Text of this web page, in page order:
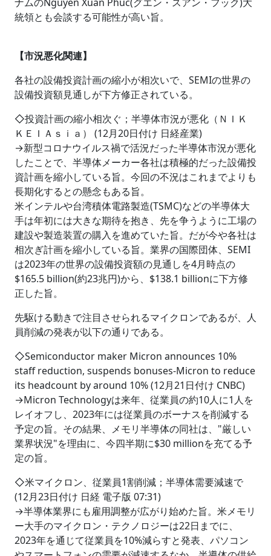
ナムのNguyen Xuan Phuc(グエン・スアン・フック)大
統領とも会談する可能性が高い旨。
【市況悪化関連】
各社の設備投資計画の縮小が相次いで、SEMIの世界の
設備投資額見通しが下方修正されている。
◇投資計画の縮小相次ぐ；半導体市況が悪化（ＮＩＫ
ＫＥＩＡｓｉａ） (12月20日付け 日経産業)
→新型コロナウイルス禍で活況だった半導体市況が悪化
したことで、半導体メーカー各社は積極的だった設備投
資計画を縮小している旨。今回の不況はこれまでよりも
長期化するとの懸念もある旨。
米インテルや台湾積体電路製造(TSMC)などの半導体大
手は年初には大きな期待を抱き、先を争うように工場の
建設や製造装置の購入を進めていた旨。だが今や各社は
相次ぎ計画を縮小している旨。業界の国際団体、SEMI
は2023年の世界の設備投資額の見通しを4月時点の
$165.5 billion(約23兆円)から、$138.1 billionに下方修
正した旨。
先駆ける動きで注目させられるマイクロンであるが、人
員削減の発表が以下の通りである。
◇Semiconductor maker Micron announces 10%
staff reduction, suspends bonuses‐Micron to reduce
its headcount by around 10% (12月21日付け CNBC)
→Micron Technologyは来年、従業員の約10人に1人を
レイオフし、2023年には従業員のボーナスを削減する
予定の旨。その結果、メモリ半導体の同社は、"厳しい
業界状況"を理由に、今四半期に$30 millionを充てる予
定の旨。
◇米マイクロン、従業員1割削減；半導体需要減速で
(12月23日付け 日経 電子版 07:31)
→半導体業界にも雇用調整が広がり始めた旨。米メモリ
ー大手のマイクロン・テクノロジーは22日までに、
2023年を通じて従業員を10%減らすと発表、パソコン